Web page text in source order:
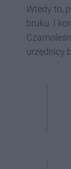
Wtedy to,
bruku. I
urzędnicy